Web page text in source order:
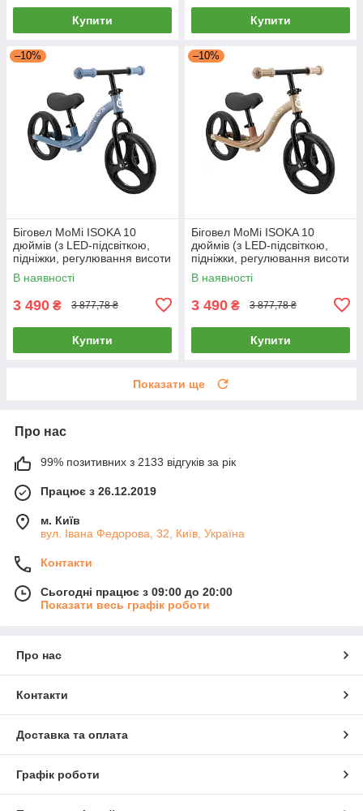
Купити Купити
–10%
Біговел MoMi ISOKA 10
дюймів (з LED-підсвіткою,
підніжки, регулювання висоти
сідла, керма) ROBI00075
Blue
В наявності
3 490 ₴ 3 877,78 ₴
Купити
–10%
Біговел MoMi ISOKA 10
дюймів (з LED-підсвіткою,
підніжки, регулювання висоти
сідла, керма) ROBI00076
Beige
В наявності
3 490 ₴ 3 877,78 ₴
Купити
Показати ще
Про нас
99% позитивних з 2133 відгуків за рік
Працює з 26.12.2019
м. Київ
вул. Івана Федорова, 32, Київ, Україна
Контакти
Сьогодні працює з 09:00 до 20:00
Показати весь графік роботи
Про нас
Контакти
Доставка та оплата
Графік роботи